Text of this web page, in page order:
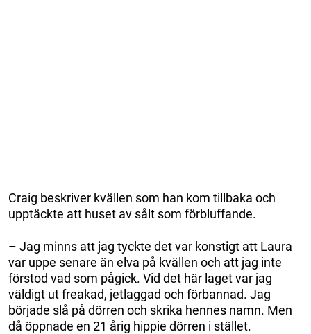
Craig beskriver kvällen som han kom tillbaka och
upptäckte att huset av sålt som förbluffande.
– Jag minns att jag tyckte det var konstigt att Laura
var uppe senare än elva på kvällen och att jag inte
förstod vad som pågick. Vid det här laget var jag
väldigt ut freakad, jetlaggad och förbannad. Jag
började slå på dörren och skrika hennes namn. Men
då öppnade en 21 årig hippie dörren i stället.